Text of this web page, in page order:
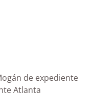
de expediente
Atlanta